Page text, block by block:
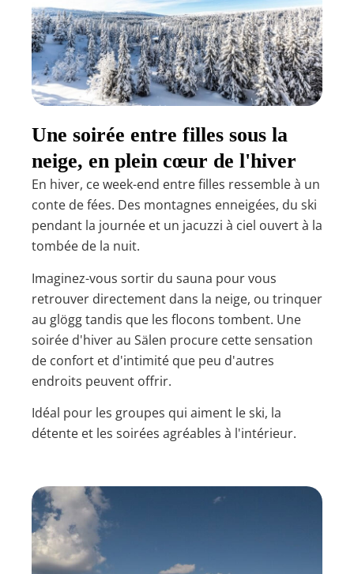
Une soirée entre filles sous la
neige, en plein cœur de l'hiver
En hiver, ce week-end entre filles ressemble à un
conte de fées. Des montagnes enneigées, du ski
pendant la journée et un jacuzzi à ciel ouvert à la
tombée de la nuit.
Imaginez-vous sortir du sauna pour vous
retrouver directement dans la neige, ou trinquer
au glögg tandis que les flocons tombent. Une
soirée d'hiver au Sälen procure cette sensation
de confort et d'intimité que peu d'autres
endroits peuvent offrir.
Idéal pour les groupes qui aiment le ski, la
détente et les soirées agréables à l'intérieur.